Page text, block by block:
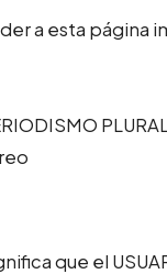
a esta página
que el